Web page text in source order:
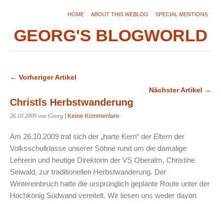
HOME ABOUT THIS WEBLOG SPECIAL MENTIONS
GEORG'S BLOGWORLD
← Vorheriger Artikel
Nächster Artikel →
Christls Herbstwanderung
26.10.2009 von Georg Keine Kommentare
Am 26.10.2009 traf sich der „harte Kern“ der Eltern der
Volksschulklasse unserer Söhne rund um die damalige
Lehrerin und heutige Direktorin der VS Oberalm, Christine
Seiwald, zur traditionellen Herbstwanderung. Der
Wintereinbruch hatte die ursprünglich geplante Route unter der
Hochkönig Südwand vereitelt. Wir liesen uns weder davon